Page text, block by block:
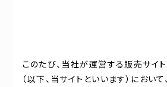
このたび、当社が運営する販売サイト
（以下、当サイトといいます）において、